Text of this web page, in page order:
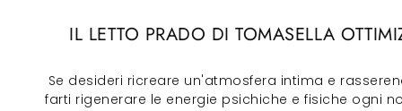
IL LETTO PRADO DI TOMASELLA
Se desideri ricreare un'atmosfera intima e
farti rigenerare le energie psichiche e fisiche ogni